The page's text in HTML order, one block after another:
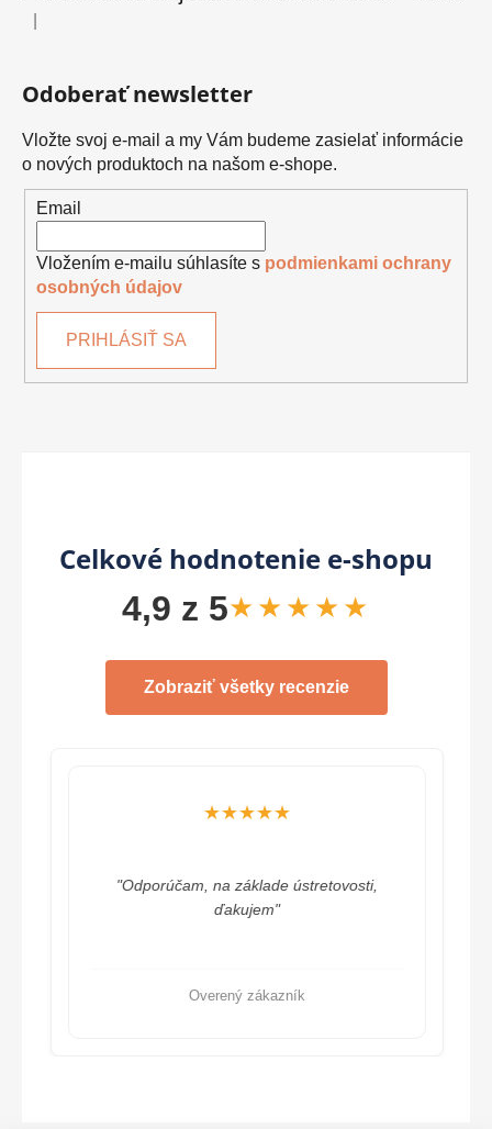
Hodnotenie produktu je 5 z 5 hviezdičiek.
Odoberať newsletter
Vložte svoj e-mail a my Vám budeme zasielať informácie
o nových produktoch na našom e-shope.
Email
Vložením e-mailu súhlasíte s podmienkami ochrany
osobných údajov
PRIHLÁSIŤ SA
Celkové hodnotenie e-shopu
4,9 z 5★★★★★
Zobraziť všetky recenzie
★★★★★
"Odporúčam, na základe ústretovosti,
ďakujem"
Overený zákazník